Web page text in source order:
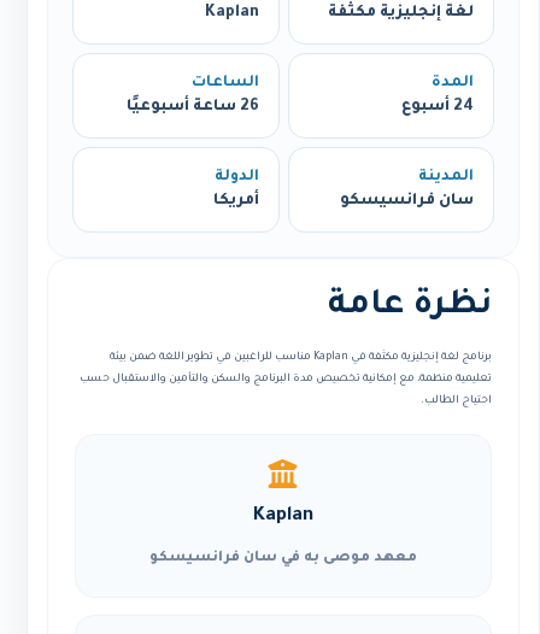
لغة إنجليزية مكثفة
Kaplan
المدة
24 أسبوع
الساعات
26 ساعة أسبوعيًا
المدينة
سان فرانسيسكو
الدولة
أمريكا
نظرة عامة
برنامج لغة إنجليزية مكثفة في Kaplan مناسب للراغبين في تطوير اللغة ضمن بيئة
تعليمية منظمة، مع إمكانية تخصيص مدة البرنامج والسكن والتأمين والاستقبال حسب
احتياج الطالب.
Kaplan
معهد موصى به في سان فرانسيسكو